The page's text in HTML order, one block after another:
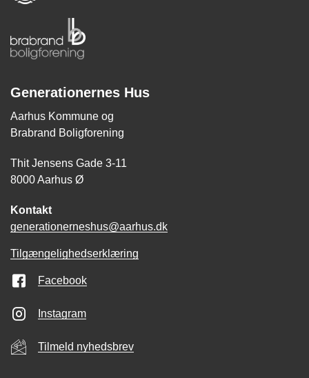
Generationernes Hus
Aarhus Kommune og
Brabrand Boligforening
Thit Jensens Gade 3-11
8000 Aarhus Ø
Kontakt
generationerneshus@aarhus.dk
Tilgængelighedserklæring
Facebook
Instagram
Tilmeld nyhedsbrev